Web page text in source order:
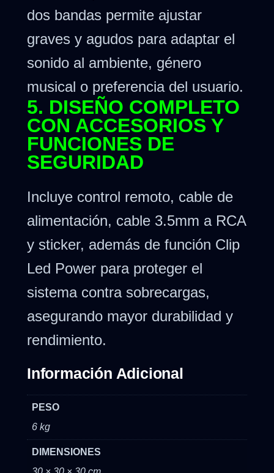
dos bandas permite ajustar
graves y agudos para adaptar el
sonido al ambiente, género
musical o preferencia del usuario.
5. DISEÑO COMPLETO
CON ACCESORIOS Y
FUNCIONES DE
SEGURIDAD
Incluye control remoto, cable de
alimentación, cable 3.5mm a RCA
y sticker, además de función Clip
Led Power para proteger el
sistema contra sobrecargas,
asegurando mayor durabilidad y
rendimiento.
Información Adicional
PESO
6 kg
DIMENSIONES